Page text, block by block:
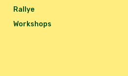
Rallye
Workshops